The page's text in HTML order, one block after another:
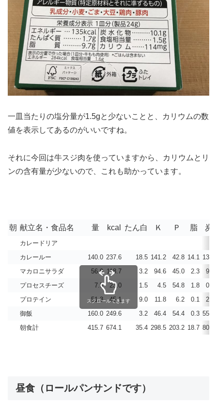
一皿当たりの塩分量が1.5gと少ないことと、カリウムの数
値を表示してあるのがいいですね。
それに今回は牛スジ肉を使っていますから、カリウムとリ
ンの含有量が少ないので、これも助かっています。
朝 献立名・食品名 量 kcal たん白 Ｋ Ｐ 脂 炭
カレードリア
カレールー
140.0 237.6 18.5 141.2 42.8 14.1 13.3
マカロニサラダ
56.9 118.7 3.2 94.6 45.0 2.3
9.8
プロセスチーズ
7.5 23.0 1.5 4.5 54.8 1.8
0.2
プロテイン
51.3 45.1 9.0 11.8 6.2 0.1
2.1
御飯
160.0 249.6 3.2 46.4 54.4 0.3 55.4
朝食計
415.7 674.1 35.4 298.5 203.2 18.7 80.7
スクロールできます
昼食（ロールパンサンドです）